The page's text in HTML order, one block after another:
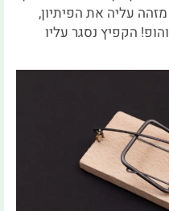
עליה את הפיתיון,
הקפיץ נסגר עליו